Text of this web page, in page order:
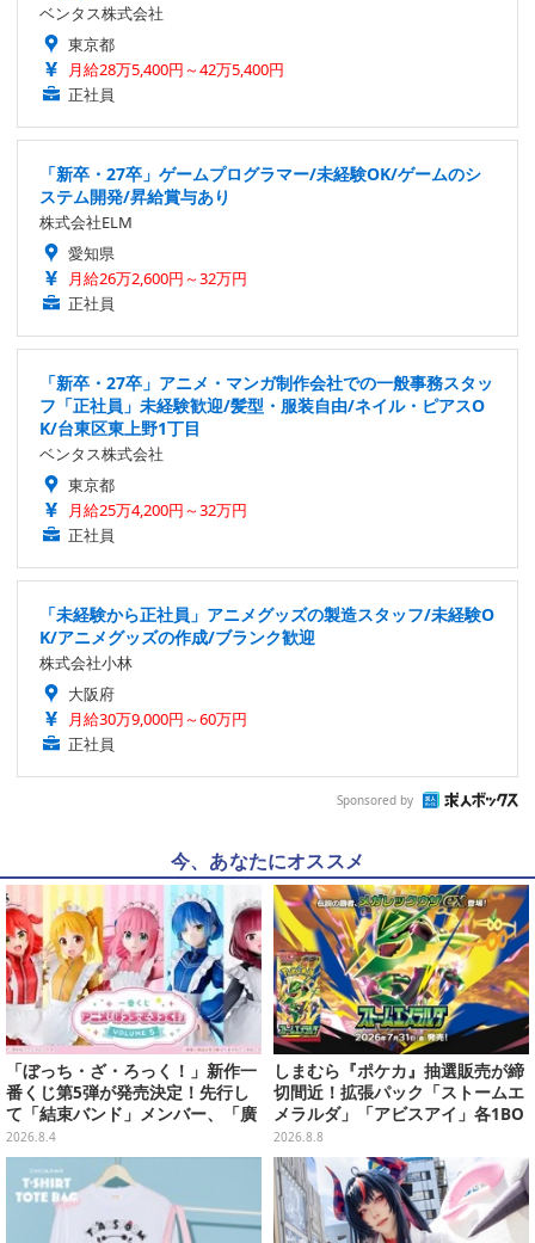
ベンタス株式会社
東京都
月給28万5,400円～42万5,400円
正社員
「新卒・27卒」ゲームプログラマー/未経験OK/ゲームのシ
ステム開発/昇給賞与あり
株式会社ELM
愛知県
月給26万2,600円～32万円
正社員
「新卒・27卒」アニメ・マンガ制作会社での一般事務スタッ
フ「正社員」未経験歓迎/髪型・服装自由/ネイル・ピアスO
K/台東区東上野1丁目
ベンタス株式会社
東京都
月給25万4,200円～32万円
正社員
「未経験から正社員」アニメグッズの製造スタッフ/未経験O
K/アニメグッズの作成/ブランク歓迎
株式会社小林
大阪府
月給30万9,000円～60万円
正社員
Sponsored by
今、あなたにオススメ
「ぼっち・ざ・ろっく！」新作一
番くじ第5弾が発売決定！先行し
て「結束バンド」メンバー、「廣
井きくり」のメイド衣装フィギュ
アを公開
2026.8.4
しまむら『ポケカ』抽選販売が締
切間近！拡張パック「ストームエ
メラルダ」「アビスアイ」各1BO
Xをラインナップ
2026.8.8